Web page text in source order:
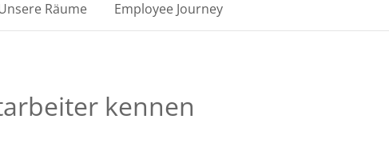
Räume Employee Journey
kennen